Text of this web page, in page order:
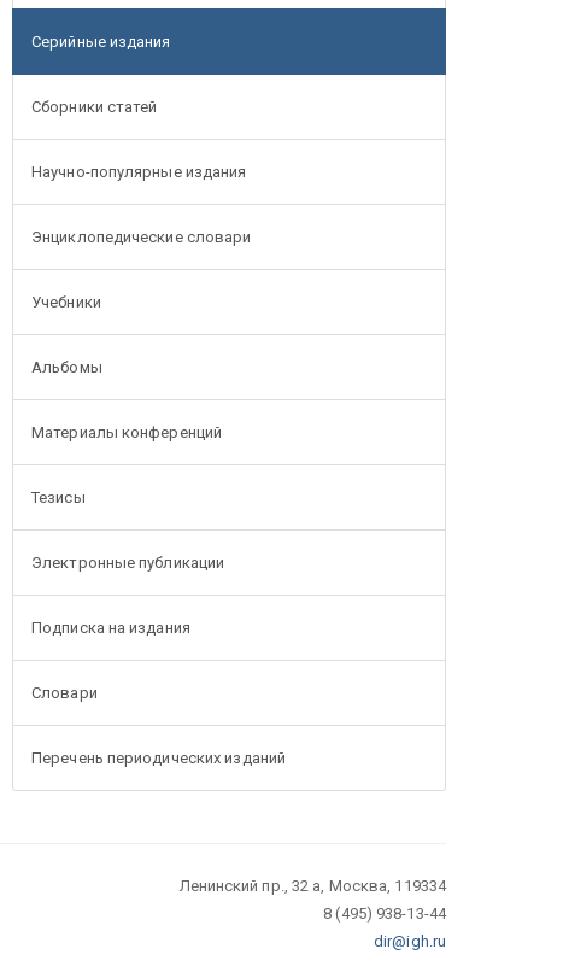
Серийные издания
Сборники статей
Научно-популярные издания
Энциклопедические словари
Учебники
Альбомы
Материалы конференций
Тезисы
Электронные публикации
Подписка на издания
Словари
Перечень периодических изданий
Ленинский пр., 32 а, Москва, 119334
8 (495) 938-13-44
dir@igh.ru